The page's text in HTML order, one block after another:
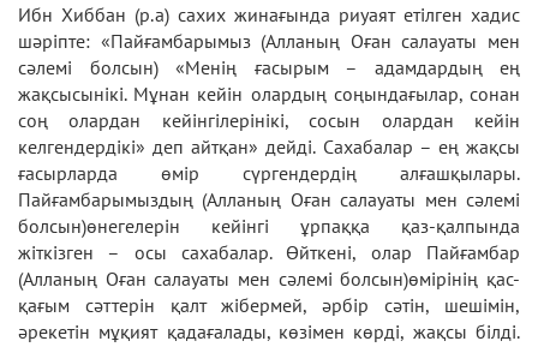
Ибн Хиббан (р.а) сахих жинағында риуаят етілген хадис
шәріпте: «Пайғамбарымыз (Алланың Оған салауаты мен
сәлемі болсын) «Менің ғасырым – адамдардың ең
жақсысынікі. Мұнан кейін олардың соңындағылар, сонан
соң олардан кейінгілерінікі, сосын олардан кейін
келгендердікі» деп айтқан» дейді. Сахабалар – ең жақсы
ғасырларда өмір сүргендердің алғашқылары.
Пайғамбарымыздың (Алланың Оған салауаты мен сәлемі
болсын)өнегелерін кейінгі ұрпаққа қаз-қалпында
жіткізген – осы сахабалар. Өйткені, олар Пайғамбар
(Алланың Оған салауаты мен сәлемі болсын)өмірінің қас-
қағым сәттерін қалт жібермей, әрбір сәтін, шешімін,
әрекетін мұқият қадағалады, көзімен көрді, жақсы білді.